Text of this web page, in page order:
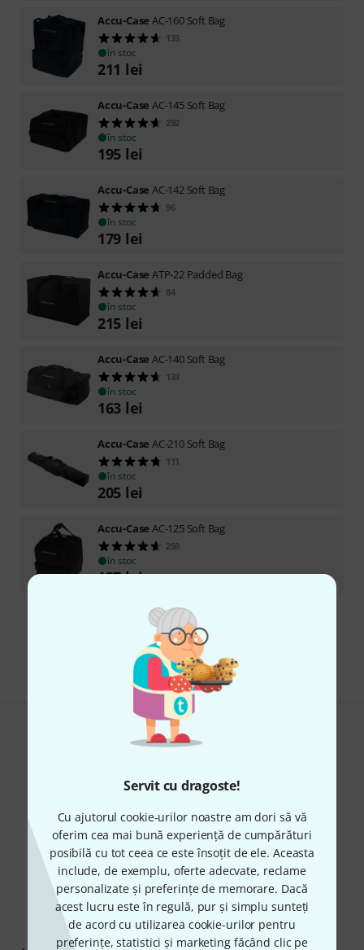
Servit cu dragoste!
Cu ajutorul cookie-urilor noastre am dori să vă
oferim cea mai bună experiență de cumpărături
posibilă cu tot ceea ce este însoțit de ele. Aceasta
include, de exemplu, oferte adecvate, reclame
personalizate și preferințe de memorare. Dacă
acest lucru este în regulă, pur și simplu sunteți
de acord cu utilizarea cookie-urilor pentru
preferințe, statistici și marketing făcând clic pe
Accu-Case AC-160 Soft Bag
133
în stoc
211 lei
Accu-Case AC-145 Soft Bag
292
în stoc
195 lei
Accu-Case AC-142 Soft Bag
96
în stoc
179 lei
Accu-Case ATP-22 Padded Bag
84
în stoc
215 lei
Accu-Case AC-140 Soft Bag
133
în stoc
163 lei
Accu-Case AC-210 Soft Bag
111
în stoc
205 lei
Accu-Case AC-125 Soft Bag
259
în stoc
137lei
Transport gratuit de la 1.500 lei
Preturile includ TVA
Îți place ceea ce vezi?
Ajutor și feedback
Newsletter Thomann